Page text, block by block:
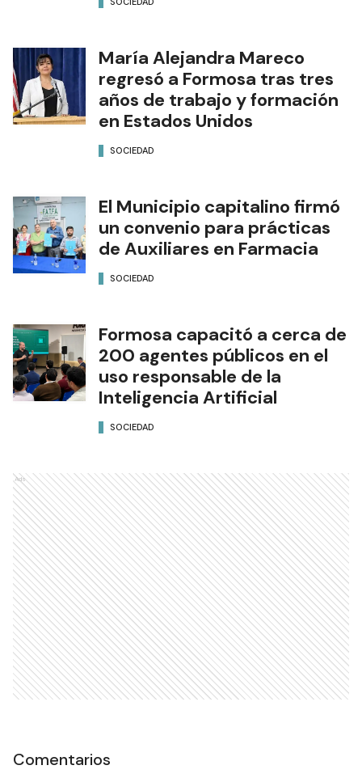
María Alejandra Mareco
regresó a Formosa tras tres
años de trabajo y formación
en Estados Unidos
SOCIEDAD
El Municipio capitalino firmó
un convenio para prácticas
de Auxiliares en Farmacia
SOCIEDAD
Formosa capacitó a cerca de
200 agentes públicos en el
uso responsable de la
Inteligencia Artificial
SOCIEDAD
Ads
Comentarios